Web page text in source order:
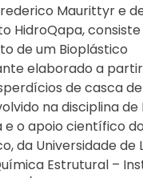
Maurittyr e
HidroQapa, consiste
de um Bioplástico
elaborado a
de casca
na disciplina de
o apoio científico
da Universidade de
Estrutural –